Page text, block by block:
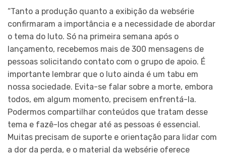
“Tanto a produção quanto a exibição da websérie
confirmaram a importância e a necessidade de abordar
o tema do luto. Só na primeira semana após o
lançamento, recebemos mais de 300 mensagens de
pessoas solicitando contato com o grupo de apoio. É
importante lembrar que o luto ainda é um tabu em
nossa sociedade. Evita-se falar sobre a morte, embora
todos, em algum momento, precisem enfrentá-la.
Podermos compartilhar conteúdos que tratam desse
tema e fazê-los chegar até as pessoas é essencial.
Muitas precisam de suporte e orientação para lidar com
a dor da perda, e o material da websérie oferece